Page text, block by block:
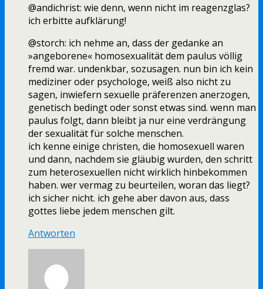
@andichrist: wie denn, wenn nicht im reagenzglas?
ich erbitte aufklärung!
@storch: ich nehme an, dass der gedanke an
»angeborene« homosexualität dem paulus völlig
fremd war. undenkbar, sozusagen. nun bin ich kein
mediziner oder psychologe, weiß also nicht zu
sagen, inwiefern sexuelle präferenzen anerzogen,
genetisch bedingt oder sonst etwas sind. wenn man
paulus folgt, dann bleibt ja nur eine verdrängung
der sexualität für solche menschen.
ich kenne einige christen, die homosexuell waren
und dann, nachdem sie gläubig wurden, den schritt
zum heterosexuellen nicht wirklich hinbekommen
haben. wer vermag zu beurteilen, woran das liegt?
ich sicher nicht. ich gehe aber davon aus, dass
gottes liebe jedem menschen gilt.
Antworten